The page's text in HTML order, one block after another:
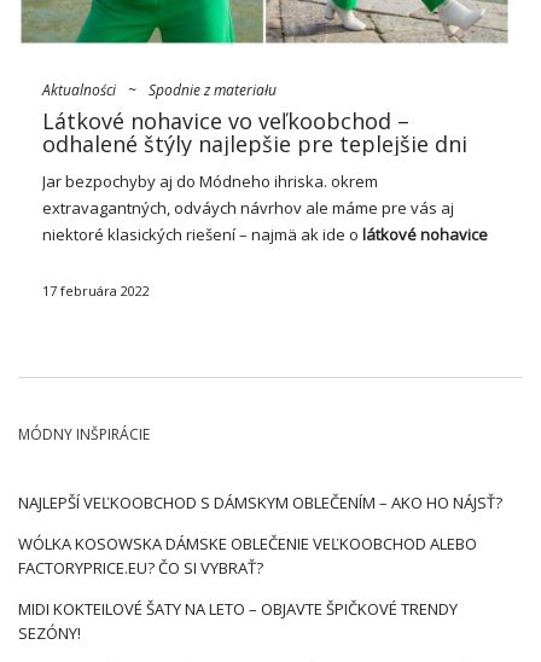
Aktualności ~ Spodnie z materiału
Látkové nohavice vo veľkoobchod –
odhalené štýly najlepšie pre teplejšie dni
Jar bezpochyby aj do Módneho ihriska. okrem
extravagantných, odváych návrhov ale máme pre vás aj
niektoré klasických riešení – najmä ak ide o látkové nohavice
pohodlných bežcov my aj stále vzdávať …
17 februára 2022
MÓDNY INŠPIRÁCIE
NAJLEPŠÍ VEĽKOOBCHOD S DÁMSKYM OBLEČENÍM – AKO HO NÁJSŤ?
WÓLKA KOSOWSKA DÁMSKE OBLEČENIE VEĽKOOBCHOD ALEBO
FACTORYPRICE.EU? ČO SI VYBRAŤ?
MIDI KOKTEILOVÉ ŠATY NA LETO – OBJAVTE ŠPIČKOVÉ TRENDY
SEZÓNY!